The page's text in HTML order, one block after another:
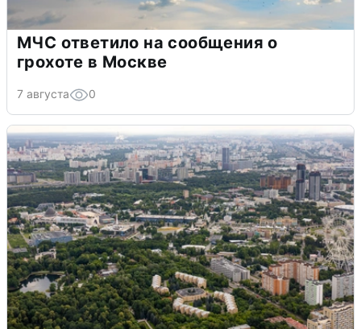
МЧС ответило на сообщения о
грохоте в Москве
7 августа 0